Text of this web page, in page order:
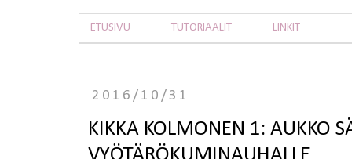
ETUSIVU TUTORIAALIT LINKIT
2016/10/31
KIKKA KOLMONEN 1: AUKKO